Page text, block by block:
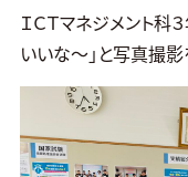
ＩＣＴマネジメント科
いいな～」と写真撮